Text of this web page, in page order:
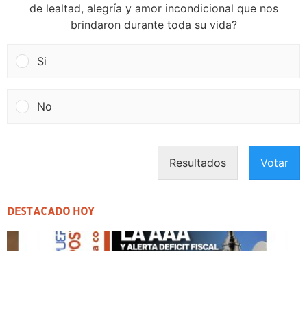
de lealtad, alegría y amor incondicional que nos
brindaron durante toda su vida?
Si
No
Resultados Votar
DESTACADO HOY